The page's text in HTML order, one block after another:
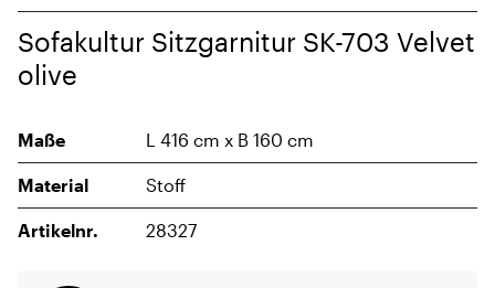
Sofakultur Sitzgarnitur SK-703 Velvet
olive
Maße L 416 cm x B 160 cm
Material Stoff
Artikelnr. 28327